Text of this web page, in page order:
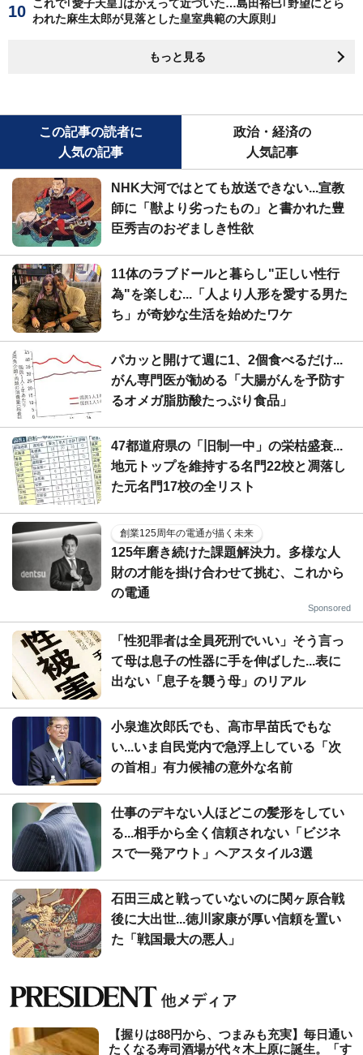
これで｢愛子天皇｣はかえって近づいた…島田裕巳｢野望にとら
われた麻生太郎が見落とした皇室典範の大原則｣
もっと見る
この記事の読者に
人気の記事
政治・経済の
人気記事
NHK大河ではとても放送できない...宣教
師に「獣より劣ったもの」と書かれた豊
臣秀吉のおぞましき性欲
11体のラブドールと暮らし"正しい性行
為"を楽しむ...「人より人形を愛する男た
ち」が奇妙な生活を始めたワケ
パカッと開けて週に1、2個食べるだけ...
がん専門医が勧める「大腸がんを予防す
るオメガ脂肪酸たっぷり食品」
47都道府県の「旧制一中」の栄枯盛衰...
地元トップを維持する名門22校と凋落し
た元名門17校の全リスト
創業125周年の電通が描く未来
125年磨き続けた課題解決力。多様な人
財の才能を掛け合わせて挑む、これから
の電通
Sponsored
「性犯罪者は全員死刑でいい」そう言っ
て母は息子の性器に手を伸ばした...表に
出ない「息子を襲う母」のリアル
小泉進次郎氏でも、高市早苗氏でもな
い...いま自民党内で急浮上している「次
の首相」有力候補の意外な名前
仕事のデキない人ほどこの髪形をしてい
る...相手から全く信頼されない「ビジネ
スで一発アウト」ヘアスタイル3選
石田三成と戦っていないのに関ヶ原合戦
後に大出世...徳川家康が厚い信頼を置い
た「戦国最大の悪人」
【握りは88円から、つまみも充実】毎日通い
たくなる寿司酒場が代々木上原に誕生。「す